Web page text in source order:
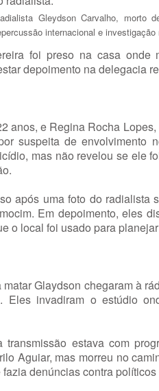
Gleydson Carvalho, morto
internacional e
foi preso na casa onde
depoimento na delegacia
anos, e Regina Rocha
suspeita de envolvimento
mas não revelou se ele
após uma foto do radialista
Em depoimento, eles
o local foi usado para
Glaydson chegaram à
invadiram o estúdio
estava com
Aguiar, mas morreu no
denúncias contra